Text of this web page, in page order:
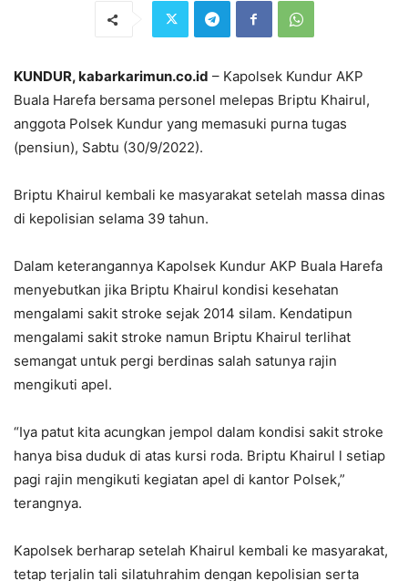
KUNDUR, kabarkarimun.co.id – Kapolsek Kundur AKP
Buala Harefa bersama personel melepas Briptu Khairul,
anggota Polsek Kundur yang memasuki purna tugas
(pensiun), Sabtu (30/9/2022).
Briptu Khairul kembali ke masyarakat setelah massa dinas
di kepolisian selama 39 tahun.
Dalam keterangannya Kapolsek Kundur AKP Buala Harefa
menyebutkan jika Briptu Khairul kondisi kesehatan
mengalami sakit stroke sejak 2014 silam. Kendatipun
mengalami sakit stroke namun Briptu Khairul terlihat
semangat untuk pergi berdinas salah satunya rajin
mengikuti apel.
“Iya patut kita acungkan jempol dalam kondisi sakit stroke
hanya bisa duduk di atas kursi roda. Briptu Khairul l setiap
pagi rajin mengikuti kegiatan apel di kantor Polsek,”
terangnya.
Kapolsek berharap setelah Khairul kembali ke masyarakat,
tetap terjalin tali silatuhrahim dengan kepolisian serta